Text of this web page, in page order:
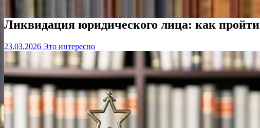
Ликвидация юридического лица: как
23.03.2026 Это интересно